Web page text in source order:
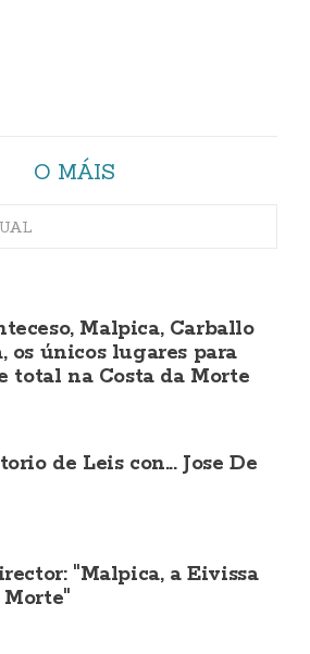
O MÁIS
Malpica, Carballo
os únicos lugares para
total na Costa da Morte
de Leis con... Jose De
"Malpica, a Eivissa
Morte"